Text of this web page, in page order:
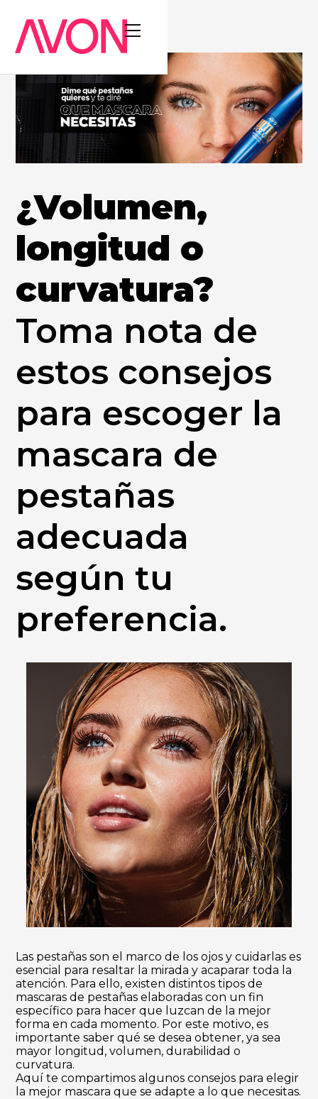
¿Volumen,
longitud o
curvatura?
Toma nota de
estos consejos
para escoger la
mascara de
pestañas
adecuada
según tu
preferencia.
Las pestañas son el marco de los ojos y cuidarlas es
esencial para resaltar la mirada y acaparar toda la
atención. Para ello, existen distintos tipos de
mascaras de pestañas elaboradas con un fin
específico para hacer que luzcan de la mejor
forma en cada momento. Por este motivo, es
importante saber qué se desea obtener, ya sea
mayor longitud, volumen, durabilidad o
curvatura.
Aquí te compartimos algunos consejos para elegir
la mejor mascara que se adapte a lo que necesitas.